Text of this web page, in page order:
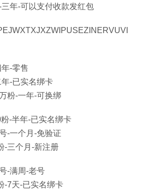
年-可以支付收款发红包
-零售
-已实名绑卡
粉-一年-可换绑
-半年-已实名绑卡
-一个月-免验证
-三个月-新注册
-满周-老号
-7天-已实名绑卡